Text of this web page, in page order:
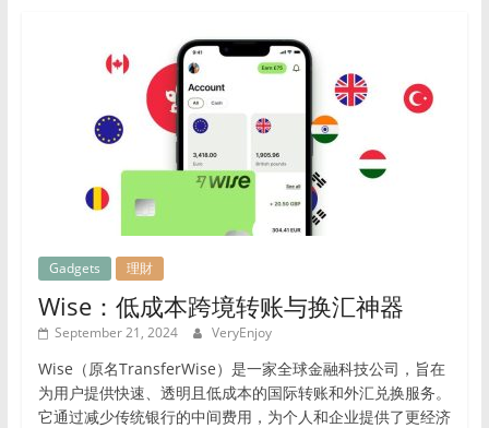
Gadgets 理財
Wise：低成本跨境转账与换汇神器
September 21, 2024 VeryEnjoy
Wise（原名TransferWise）是一家全球金融科技公司，旨在
为用户提供快速、透明且低成本的国际转账和外汇兑换服务。
它通过减少传统银行的中间费用，为个人和企业提供了更经济